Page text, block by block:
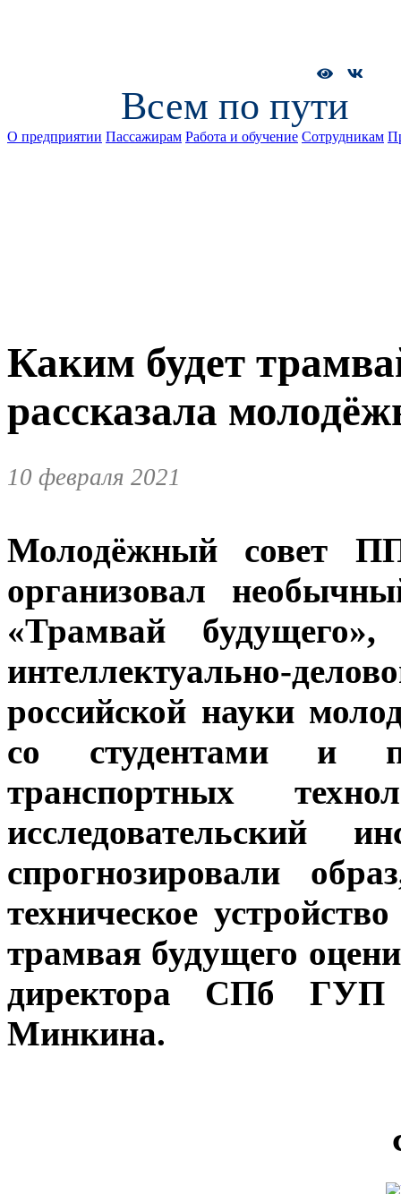
Всем по пути
О предприятии Пассажирам Работа и обучение Сотрудникам
Каким будет
рассказала
10 февраля 2021
Молодёжный совет
организовал
«Трамвай
интеллектуально-
российской науки
со студентами и
транспортных
исследовательский
спрогнозировали
техническое
трамвая будущего
директора СПб ГУП
Минкина.